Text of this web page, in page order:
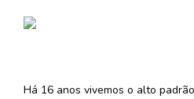
Há 16 anos vivemos o alto